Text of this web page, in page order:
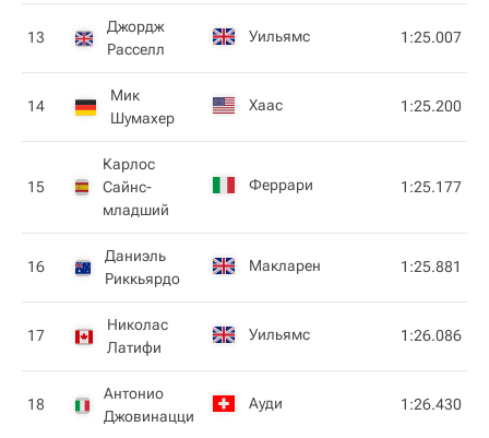
13
Джордж
Расселл
Уильямс 1:25.007
14
Мик
Шумахер
Хаас 1:25.200
15
Карлос
Сайнс-
младший
Феррари 1:25.177
16
Даниэль
Риккьярдо
Макларен 1:25.881
17
Николас
Латифи
Уильямс 1:26.086
18
Антонио
Джовинацци
Ауди 1:26.430